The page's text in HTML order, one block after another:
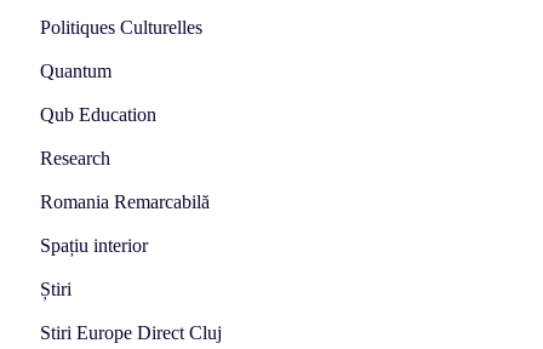
Politiques Culturelles
Quantum
Qub Education
Research
Romania Remarcabilă
Spațiu interior
Știri
Stiri Europe Direct Cluj